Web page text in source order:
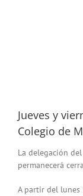
Jueves y
Colegio de
La delegación
permanecerá
A partir del lunes